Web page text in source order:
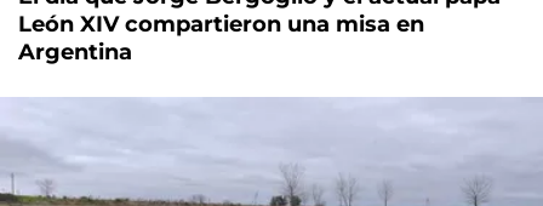
León XIV compartieron una misa en
Argentina